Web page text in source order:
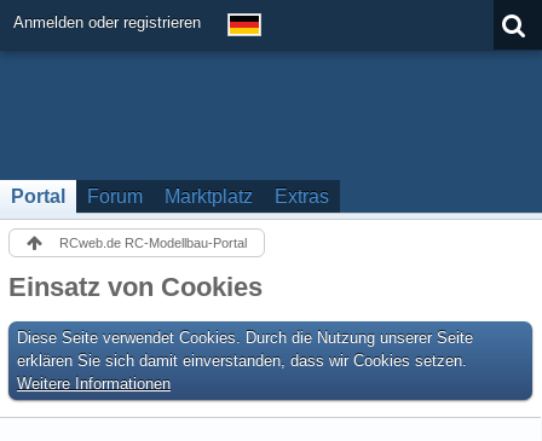
Anmelden oder registrieren
Portal Forum Marktplatz Extras
RCweb.de RC-Modellbau-Portal
Einsatz von Cookies
Diese Seite verwendet Cookies. Durch die Nutzung unserer Seite
erklären Sie sich damit einverstanden, dass wir Cookies setzen.
Weitere Informationen